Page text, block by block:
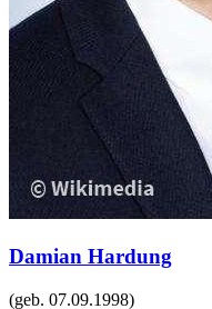
Damian Hardung
(geb. 07.09.1998)